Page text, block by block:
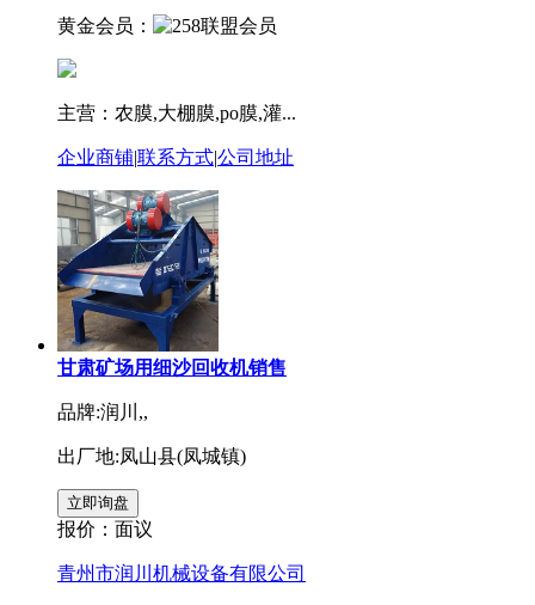
黄金会员：
主营：农膜,大棚膜,po膜,灌...
企业商铺|联系方式|公司地址
甘肃矿场用细沙回收机销售
品牌:润川,,
出厂地:凤山县(凤城镇)
报价： 面议
青州市润川机械设备有限公司